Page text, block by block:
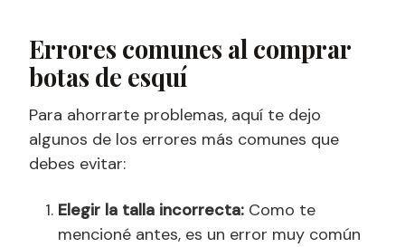
Errores comunes al comprar
botas de esquí
Para ahorrarte problemas, aquí te dejo
algunos de los errores más comunes que
debes evitar:
Elegir la talla incorrecta: Como te
mencioné antes, es un error muy común